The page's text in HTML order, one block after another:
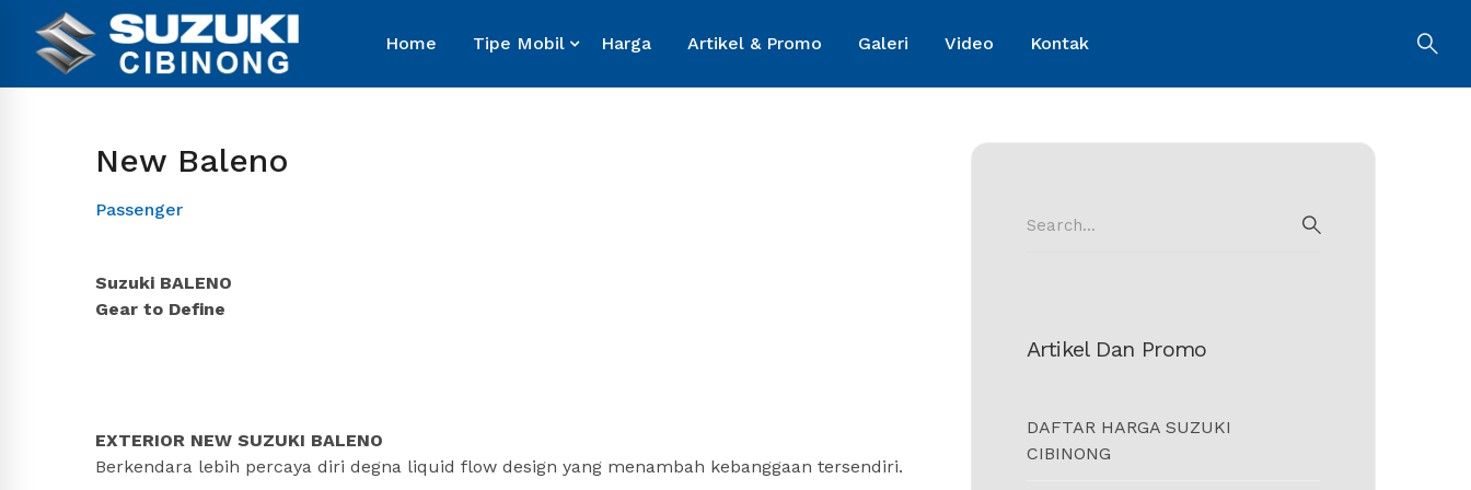
Home Tipe Mobil Harga Artikel & Promo Galeri Video Kontak
New Baleno
Passenger
Suzuki BALENO
Gear to Define
EXTERIOR NEW SUZUKI BALENO
Berkendara lebih percaya diri degna liquid flow design yang menambah kebanggaan tersendiri.
for:
Artikel Dan Promo
DAFTAR HARGA SUZUKI
CIBINONG